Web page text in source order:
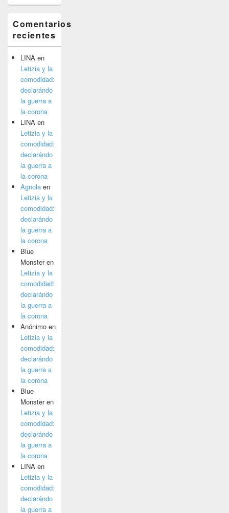
Comentarios
recientes
LINA en
Letizia y la
comodidad:
declarándo
la guerra a
la corona
LINA en
Letizia y la
comodidad:
declarándo
la guerra a
la corona
Agnola en
Letizia y la
comodidad:
declarándo
la guerra a
la corona
Blue
Monsteren
Letizia y la
comodidad:
declarándo
la guerra a
la corona
Anónimo en
Letizia y la
comodidad:
declarándo
la guerra a
la corona
Blue
Monsteren
Letizia y la
comodidad:
declarándo
la guerra a
la corona
LINA en
Letizia y la
comodidad:
declarándo
la guerra a